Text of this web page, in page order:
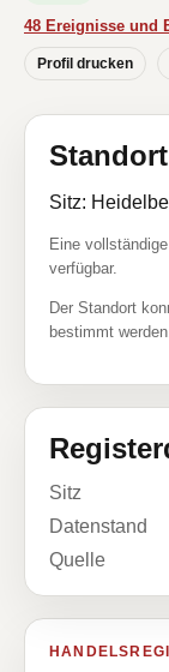
48 Ereignisse und
Profil drucken
Standort
Sitz:
Eine
verfügbar.
Der Standort
bestimmt
Sitz
Datenstand
Quelle